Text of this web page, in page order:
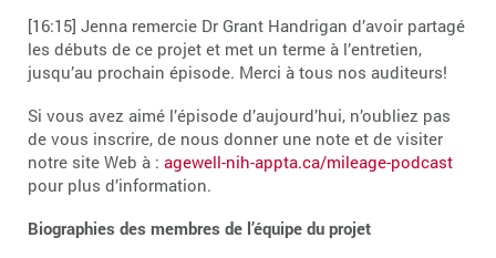
[16:15] Jenna remercie Dr Grant Handrigan d’avoir partagé
les débuts de ce projet et met un terme à l’entretien,
jusqu’au prochain épisode. Merci à tous nos auditeurs!
Si vous avez aimé l’épisode d’aujourd’hui, n’oubliez pas
de vous inscrire, de nous donner une note et de visiter
notre site Web à : agewell-nih-appta.ca/mileage-podcast
pour plus d’information.
Biographies des membres de l’équipe du projet